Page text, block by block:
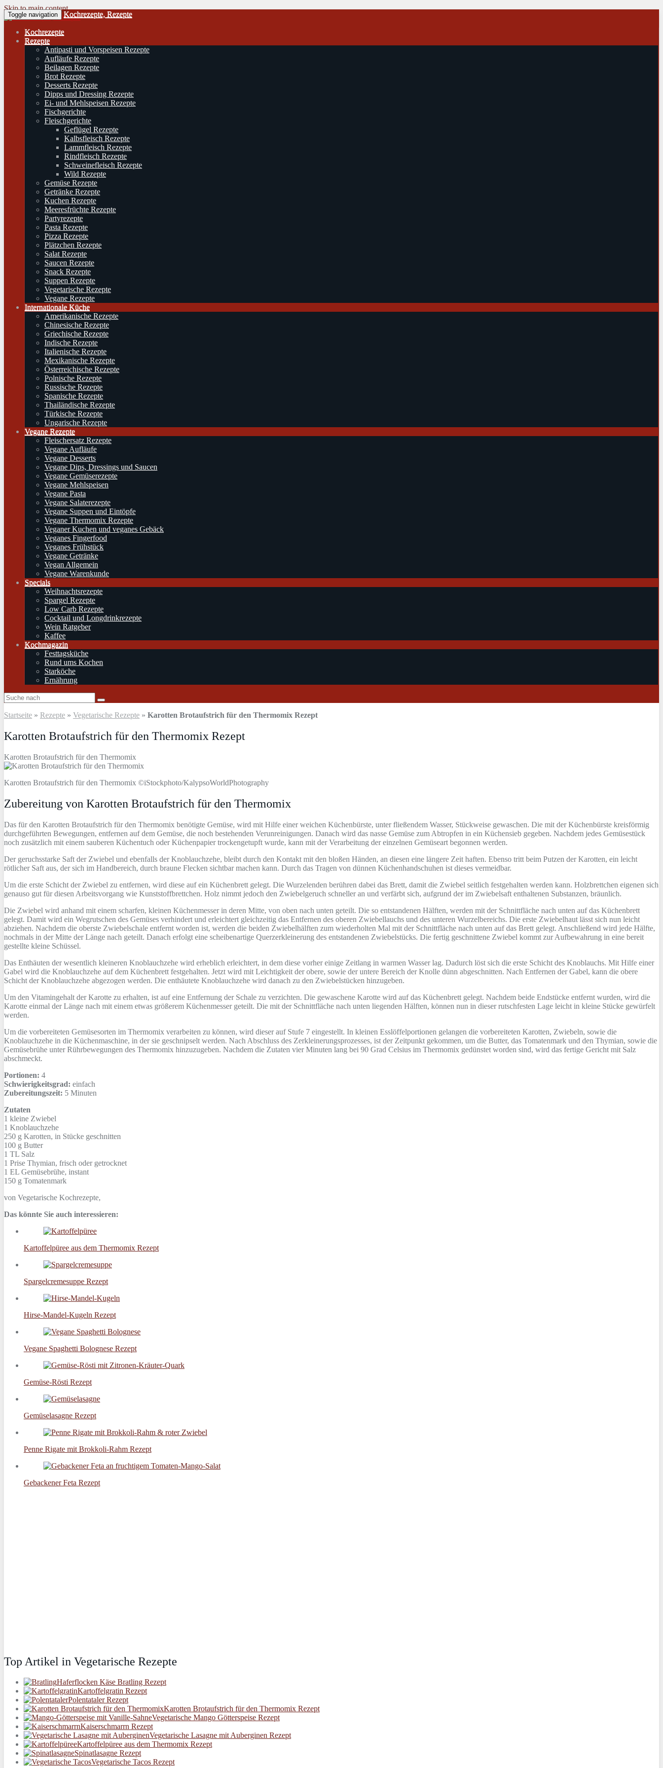
Skip to main content
Toggle navigation Kochrezepte, Rezepte
Kochrezepte
Rezepte
Antipasti und Vorspeisen Rezepte
Aufläufe Rezepte
Beilagen Rezepte
Brot Rezepte
Desserts Rezepte
Dipps und Dressing Rezepte
Ei- und Mehlspeisen Rezepte
Fischgerichte
Fleischgerichte
Geflügel Rezepte
Kalbsfleisch Rezepte
Lammfleisch Rezepte
Rindfleisch Rezepte
Schweinefleisch Rezepte
Wild Rezepte
Gemüse Rezepte
Getränke Rezepte
Kuchen Rezepte
Meeresfrüchte Rezepte
Partyrezepte
Pasta Rezepte
Pizza Rezepte
Plätzchen Rezepte
Salat Rezepte
Saucen Rezepte
Snack Rezepte
Suppen Rezepte
Vegetarische Rezepte
Vegane Rezepte
Internationale Küche
Amerikanische Rezepte
Chinesische Rezepte
Griechische Rezepte
Indische Rezepte
Italienische Rezepte
Mexikanische Rezepte
Österreichische Rezepte
Polnische Rezepte
Russische Rezepte
Spanische Rezepte
Thailändische Rezepte
Türkische Rezepte
Ungarische Rezepte
Vegane Rezepte
Fleischersatz Rezepte
Vegane Aufläufe
Vegane Desserts
Vegane Dips, Dressings und Saucen
Vegane Gemüserezepte
Vegane Mehlspeisen
Vegane Pasta
Vegane Salaterezepte
Vegane Suppen und Eintöpfe
Vegane Thermomix Rezepte
Veganer Kuchen und veganes Gebäck
Veganes Fingerfood
Veganes Frühstück
Vegane Getränke
Vegan Allgemein
Vegane Warenkunde
Specials
Weihnachtsrezepte
Spargel Rezepte
Low Carb Rezepte
Cocktail und Longdrinkrezepte
Wein Ratgeber
Kaffee
Kochmagazin
Festtagsküche
Rund ums Kochen
Starköche
Ernährung
Startseite » Rezepte » Vegetarische Rezepte » Karotten Brotaufstrich für den Thermomix Rezept
Karotten Brotaufstrich für den Thermomix Rezept
Karotten Brotaufstrich für den Thermomix
Karotten Brotaufstrich für den Thermomix ©iStockphoto/KalypsoWorldPhotography
Zubereitung von Karotten Brotaufstrich für den Thermomix
Das für den Karotten Brotaufstrich für den Thermomix benötigte Gemüse, wird mit Hilfe einer weichen Küchenbürste, unter fließendem Wasser, Stückweise gewaschen. Die mit der Küchenbürste kreisförmig
durchgeführten Bewegungen, entfernen auf dem Gemüse, die noch bestehenden Verunreinigungen. Danach wird das nasse Gemüse zum Abtropfen in ein Küchensieb gegeben. Nachdem jedes Gemüsestück
noch zusätzlich mit einem sauberen Küchentuch oder Küchenpapier trockengetupft wurde, kann mit der Verarbeitung der einzelnen Gemüseart begonnen werden.
Der geruchsstarke Saft der Zwiebel und ebenfalls der Knoblauchzehe, bleibt durch den Kontakt mit den bloßen Händen, an diesen eine längere Zeit haften. Ebenso tritt beim Putzen der Karotten, ein leicht
rötlicher Saft aus, der sich im Handbereich, durch braune Flecken sichtbar machen kann. Durch das Tragen von dünnen Küchenhandschuhen ist dieses vermeidbar.
Um die erste Schicht der Zwiebel zu entfernen, wird diese auf ein Küchenbrett gelegt. Die Wurzelenden berühren dabei das Brett, damit die Zwiebel seitlich festgehalten werden kann. Holzbrettchen eigenen sich
genauso gut für diesen Arbeitsvorgang wie Kunststoffbrettchen. Holz nimmt jedoch den Zwiebelgeruch schneller an und verfärbt sich, aufgrund der im Zwiebelsaft enthaltenen Substanzen, bräunlich.
Die Zwiebel wird anhand mit einem scharfen, kleinen Küchenmesser in deren Mitte, von oben nach unten geteilt. Die so entstandenen Hälften, werden mit der Schnittfläche nach unten auf das Küchenbrett
gelegt. Damit wird ein Wegrutschen des Gemüses verhindert und erleichtert gleichzeitig das Entfernen des oberen Zwiebellauchs und des unteren Wurzelbereichs. Die erste Zwiebelhaut lässt sich nun leicht
abziehen. Nachdem die oberste Zwiebelschale entfernt worden ist, werden die beiden Zwiebelhälften zum wiederholten Mal mit der Schnittfläche nach unten auf das Brett gelegt. Anschließend wird jede Hälfte,
nochmals in der Mitte der Länge nach geteilt. Danach erfolgt eine scheibenartige Querzerkleinerung des entstandenen Zwiebelstücks. Die fertig geschnittene Zwiebel kommt zur Aufbewahrung in eine bereit
gestellte kleine Schüssel.
Das Enthäuten der wesentlich kleineren Knoblauchzehe wird erheblich erleichtert, in dem diese vorher einige Zeitlang in warmen Wasser lag. Dadurch löst sich die erste Schicht des Knoblauchs. Mit Hilfe einer
Gabel wird die Knoblauchzehe auf dem Küchenbrett festgehalten. Jetzt wird mit Leichtigkeit der obere, sowie der untere Bereich der Knolle dünn abgeschnitten. Nach Entfernen der Gabel, kann die obere
Schicht der Knoblauchzehe abgezogen werden. Die enthäutete Knoblauchzehe wird danach zu den Zwiebelstücken hinzugeben.
Um den Vitamingehalt der Karotte zu erhalten, ist auf eine Entfernung der Schale zu verzichten. Die gewaschene Karotte wird auf das Küchenbrett gelegt. Nachdem beide Endstücke entfernt wurden, wird die
Karotte einmal der Länge nach mit einem etwas größerem Küchenmesser geteilt. Die mit der Schnittfläche nach unten liegenden Hälften, können nun in dieser rutschfesten Lage leicht in kleine Stücke gewürfelt
werden.
Um die vorbereiteten Gemüsesorten im Thermomix verarbeiten zu können, wird dieser auf Stufe 7 eingestellt. In kleinen Esslöffelportionen gelangen die vorbereiteten Karotten, Zwiebeln, sowie die
Knoblauchzehe in die Küchenmaschine, in der sie geschnipselt werden. Nach Abschluss des Zerkleinerungsprozesses, ist der Zeitpunkt gekommen, um die Butter, das Tomatenmark und den Thymian, sowie die
Gemüsebrühe unter Rührbewegungen des Thermomix hinzuzugeben. Nachdem die Zutaten vier Minuten lang bei 90 Grad Celsius im Thermomix gedünstet worden sind, wird das fertige Gericht mit Salz
abschmeckt.
Portionen: 4
Schwierigkeitsgrad: einfach
Zubereitungszeit: 5 Minuten
Zutaten
1 kleine Zwiebel
1 Knoblauchzehe
250 g Karotten, in Stücke geschnitten
100 g Butter
1 TL Salz
1 Prise Thymian, frisch oder getrocknet
1 EL Gemüsebrühe, instant
150 g Tomatenmark
von Vegetarische Kochrezepte,
Das könnte Sie auch interessieren:
Kartoffelpüree aus dem Thermomix Rezept
Spargelcremesuppe Rezept
Hirse-Mandel-Kugeln Rezept
Vegane Spaghetti Bolognese Rezept
Gemüse-Rösti Rezept
Gemüselasagne Rezept
Penne Rigate mit Brokkoli-Rahm Rezept
Gebackener Feta Rezept
Top Artikel in Vegetarische Rezepte
Haferflocken Käse Bratling Rezept
Kartoffelgratin Rezept
Polentataler Rezept
Karotten Brotaufstrich für den Thermomix Rezept
Vegetarische Mango Götterspeise Rezept
Kaiserschmarrn Rezept
Vegetarische Lasagne mit Auberginen Rezept
Kartoffelpüree aus dem Thermomix Rezept
Spinatlasagne Rezept
Vegetarische Tacos Rezept